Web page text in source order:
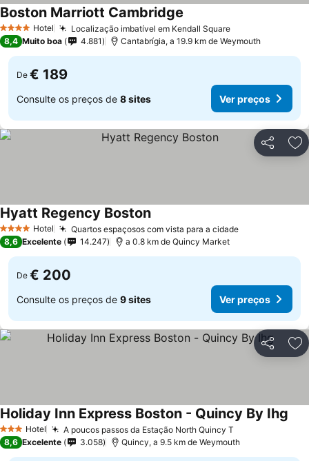
4 EstrelasHotel Localização imbatível em Kendall Square
Boston Marriott Cambridge
8,4 Muito boa 4.881 Cantabrígia, a 19.9 km de Weymouth
De € 189
Consulte os preços de 8 sites Ver preços
Partilhar
4 EstrelasHotel Quartos espaçosos com vista para a cidade
Hyatt Regency Boston
8,6 Excelente 14.247 a 0.8 km de Quincy Market
De € 200
Consulte os preços de 9 sites Ver preços
Partilhar
3 EstrelasHotel A poucos passos da Estação North Quincy T
Holiday Inn Express Boston - Quincy By Ihg
8,6 Excelente 3.058 Quincy, a 9.5 km de Weymouth